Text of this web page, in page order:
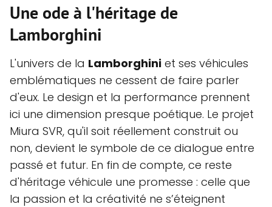
Une ode à l'héritage de
Lamborghini
L'univers de la Lamborghini et ses véhicules
emblématiques ne cessent de faire parler
d'eux. Le design et la performance prennent
ici une dimension presque poétique. Le projet
Miura SVR, qu'il soit réellement construit ou
non, devient le symbole de ce dialogue entre
passé et futur. En fin de compte, ce reste
d'héritage véhicule une promesse : celle que
la passion et la créativité ne s’éteignent